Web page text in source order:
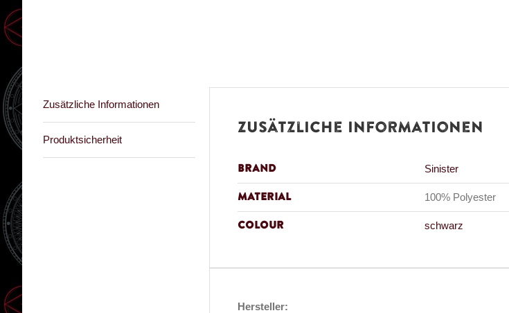
Zusätzliche Informationen
Produktsicherheit
Zusätzliche Informationen
Brand Sinister
Material 100% Polyester
Colour schwarz
Hersteller: